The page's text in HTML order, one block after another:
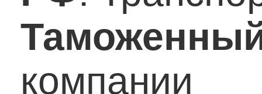
компании